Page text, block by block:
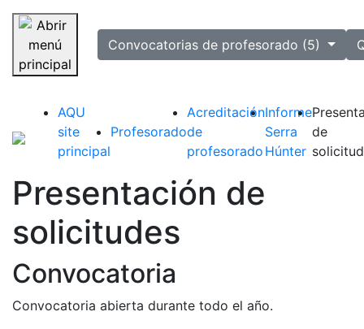
Saltar navegación
selectedConvocatorias de profesorado (5)
AQU
site
principal
Profesorado
Acreditación
de
profesorado
Informe
Serra
Húnter
de
Presentación de
solicitudes
Convocatoria
Convocatoria abierta durante todo el año.